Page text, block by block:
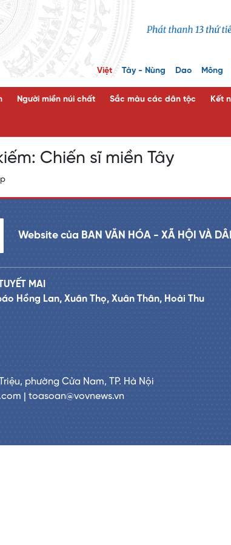
Việt Tày - Nùng Dao Mông
Người miền núi chất Sắc màu các dân tộc Kết
Chiến sĩ miền Tây
Website của BAN VĂN HÓA - XÃ HỘI VÀ
MAI
Hồng Lan, Xuân Thọ, Xuân Thân, Hoài Thu
phường Cửa Nam, TP. Hà Nội
| toasoan@vovnews.vn